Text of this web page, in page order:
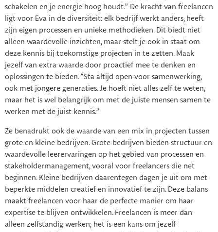
schakelen en je energie hoog houdt.” De kracht van freelancen
ligt voor Eva in de diversiteit: elk bedrijf werkt anders, heeft
zijn eigen processen en unieke methodieken. Dit biedt niet
alleen waardevolle inzichten, maar stelt je ook in staat om
deze kennis bij toekomstige projecten in te zetten. Maak
jezelf van extra waarde door proactief mee te denken en
oplossingen te bieden. “Sta altijd open voor samenwerking,
ook met jongere generaties. Je hoeft niet alles zelf te weten,
maar het is wel belangrijk om met de juiste mensen samen te
werken met de juist kennis.”
Ze benadrukt ook de waarde van een mix in projecten tussen
grote en kleine bedrijven. Grote bedrijven bieden structuur en
waardevolle leerervaringen op het gebied van processen en
stakeholdermanagement, vooral voor freelancers die net
beginnen. Kleine bedrijven daarentegen dagen je uit om met
beperkte middelen creatief en innovatief te zijn. Deze balans
maakt freelancen voor haar de perfecte manier om haar
expertise te blijven ontwikkelen. Freelancen is meer dan
alleen zelfstandig werken; het is een kans om jezelf